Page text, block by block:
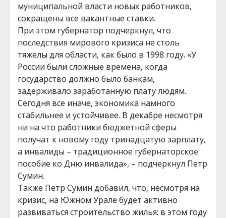
муниципальной власти новых работников,
сокращены все вакантные ставки.
При этом губернатор подчеркнул, что
последствия мирового кризиса не столь
тяжелы для области, как было в 1998 году. «У
России были сложные времена, когда
государство должно было банкам,
задерживало заработанную плату людям.
Сегодня все иначе, экономика намного
стабильнее и устойчивее. В декабре несмотря
ни на что работники бюджетной сферы
получат к новому году тринадцатую зарплату,
а инвалиды – традиционное губернаторское
пособие ко Дню инвалида», – подчеркнул Петр
Сумин.
Также Петр Сумин добавил, что, несмотря на
кризис, на Южном Урале будет активно
развиваться строительство жилья: в этом году